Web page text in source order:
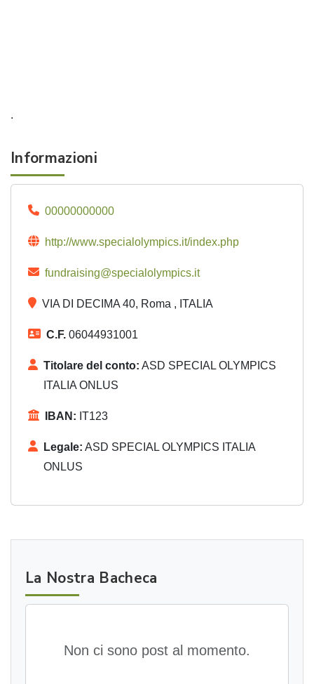
.
Informazioni
00000000000
http://www.specialolympics.it/index.php
fundraising@specialolympics.it
VIA DI DECIMA 40, Roma , ITALIA
C.F. 06044931001
Titolare del conto: ASD SPECIAL OLYMPICS
ITALIA ONLUS
IBAN: IT123
Legale: ASD SPECIAL OLYMPICS ITALIA
ONLUS
La Nostra Bacheca
Non ci sono post al momento.